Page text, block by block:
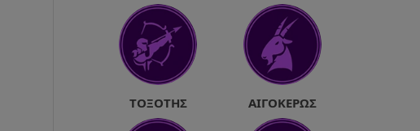
ΤΟΞΌΤΗΣ ΑΙΓΌΚΕΡΩΣ